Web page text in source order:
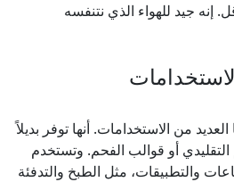
إنه جيد للهواء الذي نتنفسه
من الاستخدامات. أنها توفر بديلاً
التقليدي أو قوالب الفحم. وتستخدم
والتطبيقات، مثل الطبخ والتدفئة